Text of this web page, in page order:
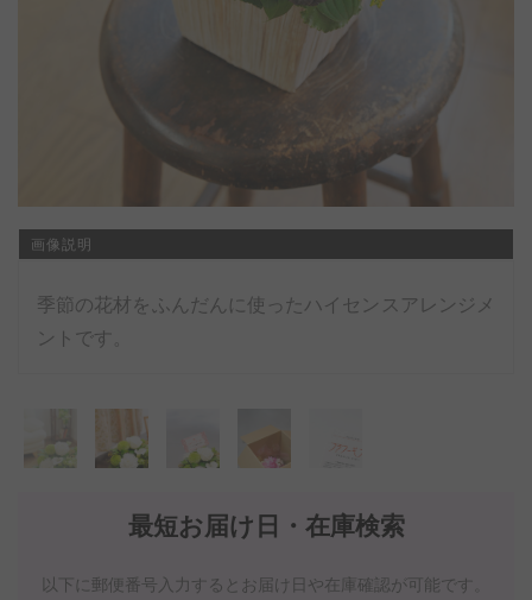
最短お届け日・在庫検索
以下に郵便番号入力するとお届け日や在庫確認が可能です。
画像説明
季節の花材をふんだんに使ったハイセンスアレンジメ
ントです。